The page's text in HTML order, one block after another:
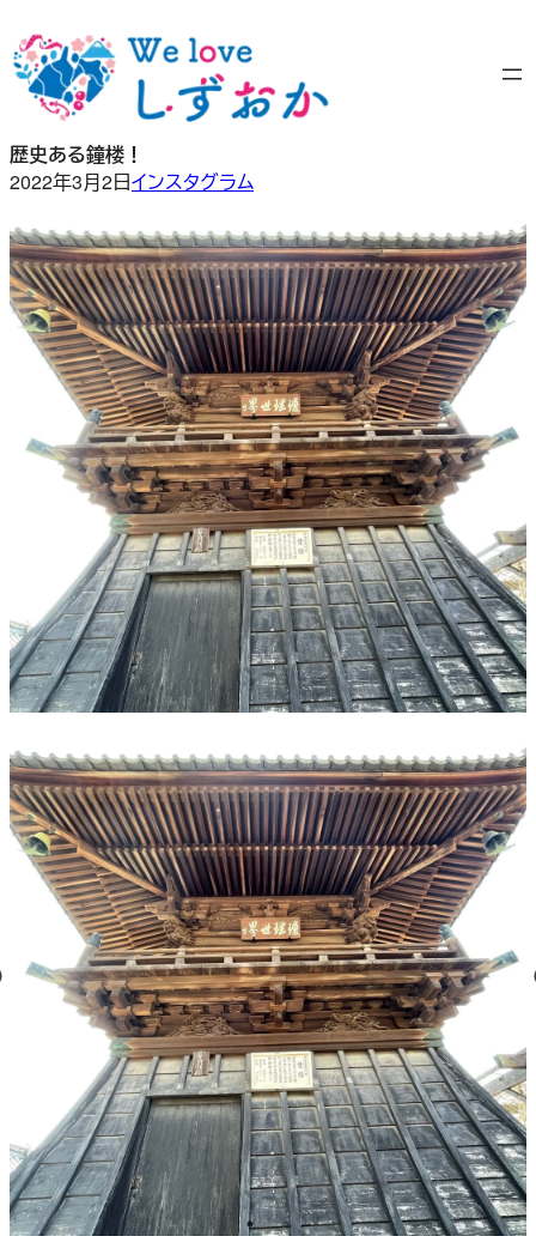
容
を
ッ
プ
歴史ある鐘楼！
2022年3月2日インスタグラム